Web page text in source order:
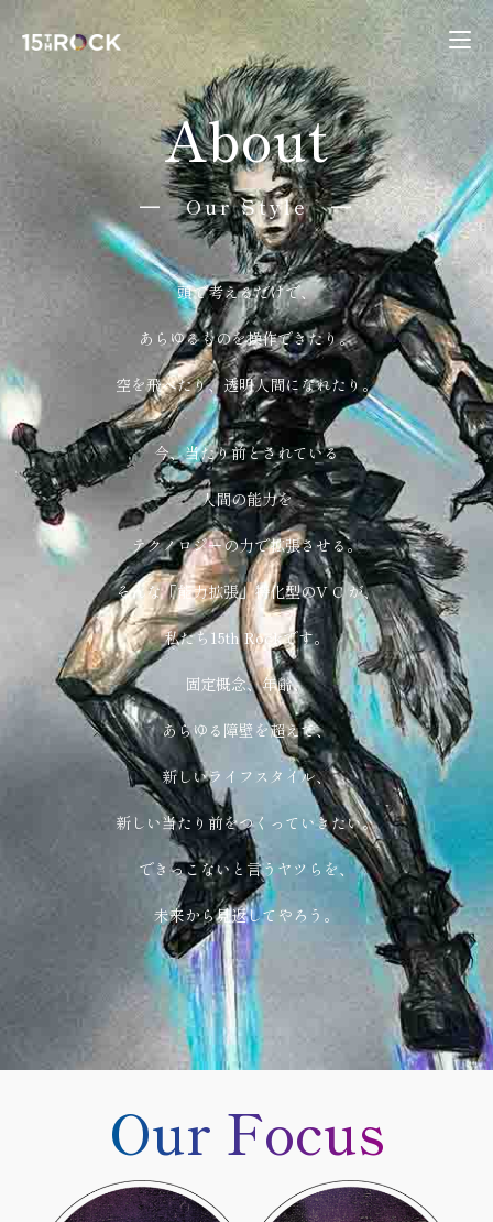
About
━ Our Style ━
頭で考えるだけで、
あらゆるものを操作できたり。
空を飛べたり、透明人間になれたり。
今、当たり前とされている
人間の能力を
テクノロジーの力で拡張させる。
そんな「能力拡張」特化型のV C が、
私たち15th Rockです。
固定概念、年齢、
あらゆる障壁を超えて、
新しいライフスタイル、
新しい当たり前をつくっていきたい。
できっこないと言うヤツらを、
未来から見返してやろう。
Our Focus